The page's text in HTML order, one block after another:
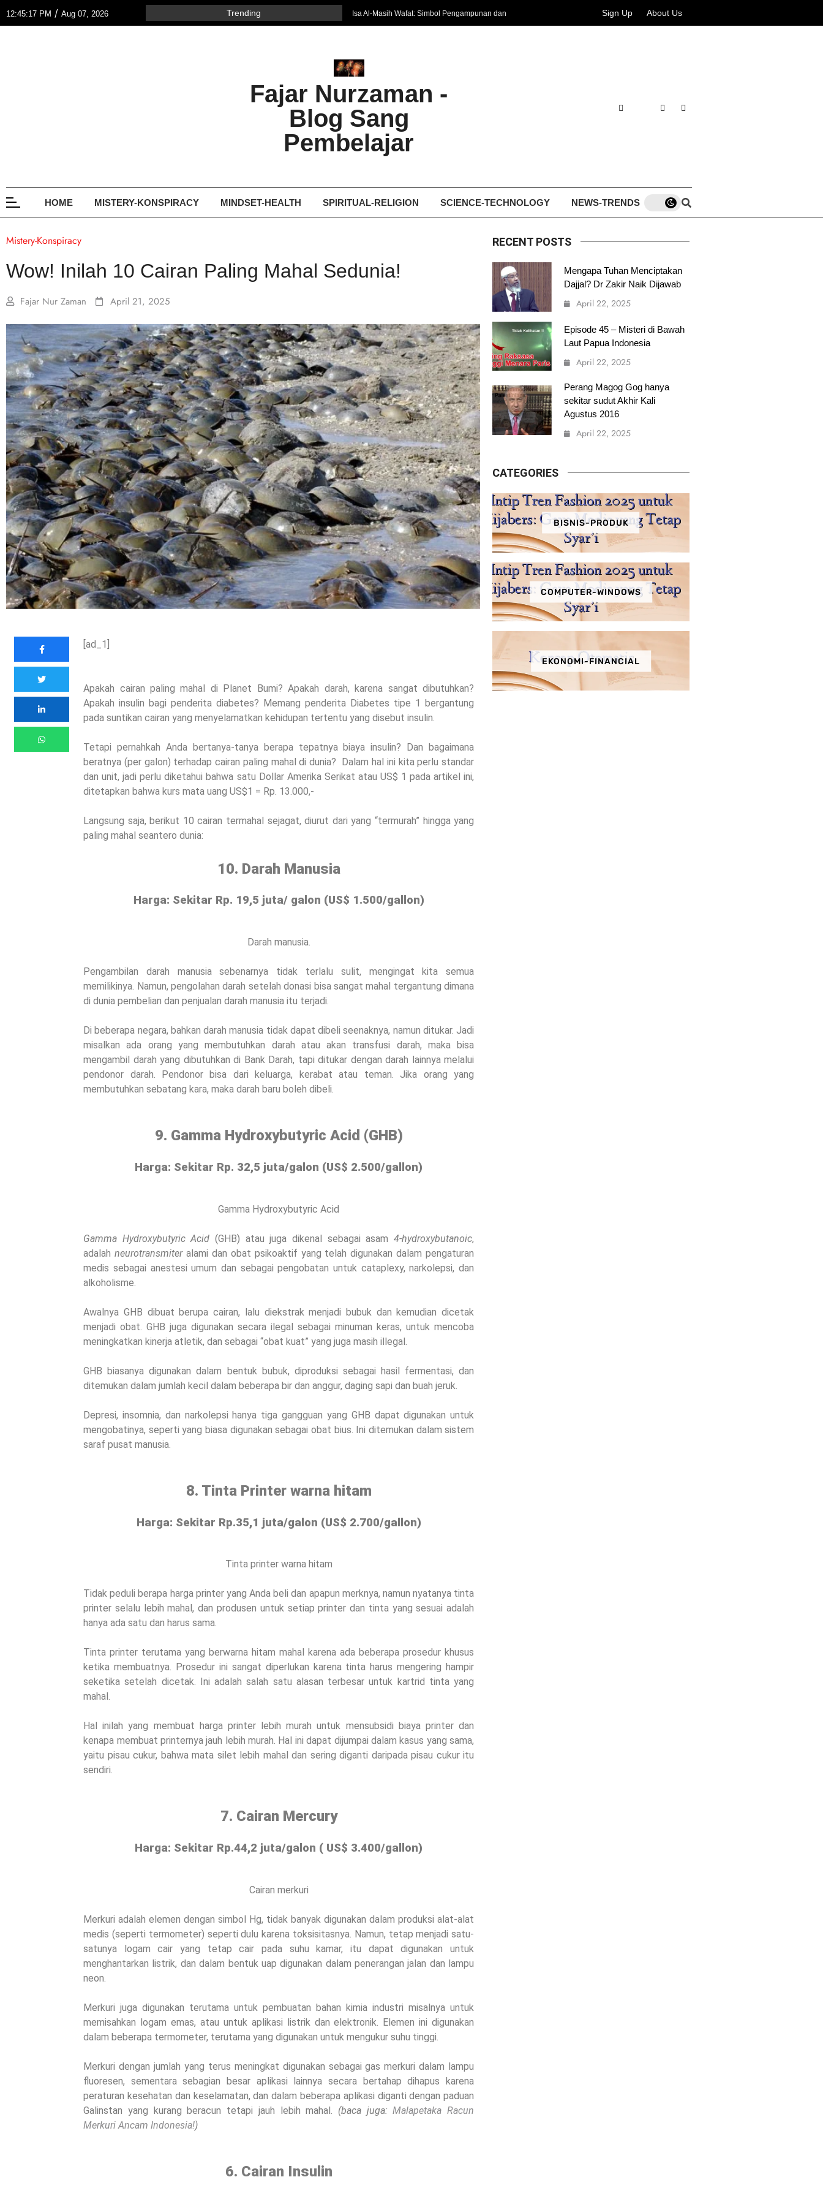
12:45:17 PM / Aug 07, 2026 Trending
Isa Al-Masih Wafat: Simbol Pengampunan dan
Harapan Baru
Ghosting: Menghilang Tanpa Jejak, Tren Toxic
Bukan Seberapa Keras Kita Jatuh, tetapi
Bagaimana Kita Bangkit Kembali
Dampak Fatherless: Ketika Anak Salah
Mengartikan Cinta dan Kasih Sayang
Sign Up About Us
Fajar Nurzaman -
Blog Sang
Pembelajar
HOME MISTERY-KONSPIRACY MINDSET-HEALTH SPIRITUAL-RELIGION SCIENCE-TECHNOLOGY NEWS-TRENDS
Mistery-Konspiracy
Wow! Inilah 10 Cairan Paling Mahal Sedunia!
Fajar Nur Zaman April 21, 2025
[ad_1]
Apakah cairan paling mahal di Planet Bumi? Apakah darah, karena sangat dibutuhkan?
Apakah insulin bagi penderita diabetes? Memang penderita Diabetes tipe 1 bergantung
pada suntikan cairan yang menyelamatkan kehidupan tertentu yang disebut insulin.
Tetapi pernahkah Anda bertanya-tanya berapa tepatnya biaya insulin? Dan bagaimana
beratnya (per galon) terhadap cairan paling mahal di dunia? Dalam hal ini kita perlu standar
dan unit, jadi perlu diketahui bahwa satu Dollar Amerika Serikat atau US$ 1 pada artikel ini,
ditetapkan bahwa kurs mata uang US$1 = Rp. 13.000,-
Langsung saja, berikut 10 cairan termahal sejagat, diurut dari yang “termurah” hingga yang
paling mahal seantero dunia:
10. Darah Manusia
Harga: Sekitar Rp. 19,5 juta/ galon (US$ 1.500/gallon)
Darah manusia.
Pengambilan darah manusia sebenarnya tidak terlalu sulit, mengingat kita semua
memilikinya. Namun, pengolahan darah setelah donasi bisa sangat mahal tergantung dimana
di dunia pembelian dan penjualan darah manusia itu terjadi.
Di beberapa negara, bahkan darah manusia tidak dapat dibeli seenaknya, namun ditukar. Jadi
misalkan ada orang yang membutuhkan darah atau akan transfusi darah, maka bisa
mengambil darah yang dibutuhkan di Bank Darah, tapi ditukar dengan darah lainnya melalui
pendonor darah. Pendonor bisa dari keluarga, kerabat atau teman. Jika orang yang
membutuhkan sebatang kara, maka darah baru boleh dibeli.
9. Gamma Hydroxybutyric Acid (GHB)
Harga: Sekitar Rp. 32,5 juta/galon (US$ 2.500/gallon)
Gamma Hydroxybutyric Acid
Gamma Hydroxybutyric Acid (GHB) ataujuga dikenal sebagai asam4-hydroxybutanoic,
adalahneurotransmiteralami dan obat psikoaktif yang telah digunakan dalam pengaturan
medis sebagai anestesi umum dan sebagai pengobatan untuk cataplexy, narkolepsi, dan
alkoholisme.
Awalnya GHB dibuat berupa cairan, lalu diekstrak menjadi bubuk dan kemudian dicetak
menjadi obat. GHB juga digunakan secara ilegal sebagai minuman keras, untuk mencoba
meningkatkan kinerja atletik, dan sebagai “obat kuat” yang juga masih illegal.
GHB biasanya digunakan dalam bentuk bubuk, diproduksi sebagai hasil fermentasi, dan
ditemukan dalam jumlah kecil dalam beberapa bir dan anggur, daging sapi dan buah jeruk.
Depresi, insomnia, dan narkolepsi hanya tiga gangguan yang GHB dapat digunakan untuk
mengobatinya, seperti yang biasa digunakan sebagai obat bius. Ini ditemukan dalam sistem
saraf pusat manusia.
8. Tinta Printer warna hitam
Harga: Sekitar Rp.35,1 juta/galon (US$ 2.700/gallon)
Tinta printer warna hitam
Tidak peduli berapa harga printer yang Anda beli dan apapun merknya, namun nyatanya tinta
printer selalu lebih mahal, dan produsen untuk setiap printer dan tinta yang sesuai adalah
hanya ada satu dan harus sama.
Tinta printer terutama yang berwarna hitam mahal karena ada beberapa prosedur khusus
ketika membuatnya. Prosedur ini sangat diperlukan karena tinta harus mengering hampir
seketika setelah dicetak. Ini adalah salah satu alasan terbesar untuk kartrid tinta yang
mahal.
Hal inilah yang membuat harga printer lebih murah untuk mensubsidi biaya printer dan
kenapa membuat printernya jauh lebih murah. Hal ini dapat dijumpai dalam kasus yang sama,
yaitu pisau cukur, bahwa mata silet lebih mahal dan sering diganti daripada pisau cukur itu
sendiri.
7. Cairan Mercury
Harga: Sekitar Rp.44,2 juta/galon ( US$ 3.400/gallon)
Cairan merkuri
Merkuri adalah elemen dengan simbol Hg, tidak banyak digunakan dalam produksi alat-alat
medis (seperti termometer) seperti dulu karena toksisitasnya. Namun, tetap menjadi satu-
satunya logam cair yang tetap cair pada suhu kamar, itu dapat digunakan untuk
menghantarkan listrik, dan dalam bentuk uap digunakan dalam penerangan jalan dan lampu
neon.
Merkuri juga digunakan terutama untuk pembuatan bahan kimia industri misalnya untuk
memisahkan logam emas, atau untuk aplikasi listrik dan elektronik. Elemen ini digunakan
dalam beberapa termometer, terutama yang digunakan untuk mengukur suhu tinggi.
Merkuri dengan jumlah yang terus meningkat digunakan sebagai gas merkuri dalam lampu
fluoresen, sementara sebagian besar aplikasi lainnya secara bertahap dihapus karena
peraturan kesehatan dan keselamatan, dan dalam beberapa aplikasi diganti dengan paduan
Galinstan yang kurang beracun tetapi jauh lebih mahal. (baca juga:Malapetaka Racun
Merkuri Ancam Indonesia!)
6. Cairan Insulin
RECENT POSTS
Mengapa Tuhan Menciptakan
Dajjal? Dr Zakir Naik Dijawab
April 22, 2025
Episode 45 – Misteri di Bawah
Laut Papua Indonesia
April 22, 2025
Perang Magog Gog hanya
sekitar sudut Akhir Kali
Agustus 2016
April 22, 2025
CATEGORIES
BISNIS-PRODUK
COMPUTER-WINDOWS
EKONOMI-FINANCIAL